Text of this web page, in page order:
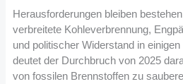
Herausforderungen bleiben
verbreitete Kohleverbrennung,
und politischer Widerstand in
deutet der Durchbruch von 2025
von fossilen Brennstoffen zu